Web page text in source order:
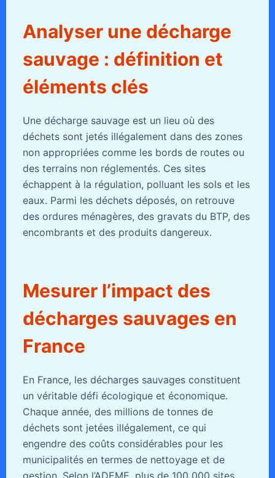
Analyser une décharge
sauvage : définition et
éléments clés
Une décharge sauvage est un lieu où des
déchets sont jetés illégalement dans des zones
non appropriées comme les bords de routes ou
des terrains non réglementés. Ces sites
échappent à la régulation, polluant les sols et les
eaux. Parmi les déchets déposés, on retrouve
des ordures ménagères, des gravats du BTP, des
encombrants et des produits dangereux.
Mesurer l’impact des
décharges sauvages en
France
En France, les décharges sauvages constituent
un véritable défi écologique et économique.
Chaque année, des millions de tonnes de
déchets sont jetées illégalement, ce qui
engendre des coûts considérables pour les
municipalités en termes de nettoyage et de